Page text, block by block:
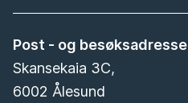
Post - og besøksadresse
Skansekaia 3C,
6002 Ålesund